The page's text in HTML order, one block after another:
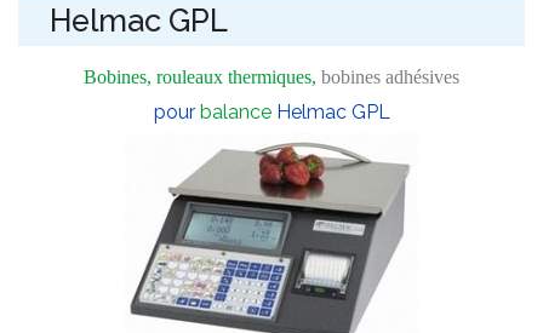
Helmac GPL
Bobines, rouleaux thermiques, bobines adhésives
pour balanceHelmac GPL